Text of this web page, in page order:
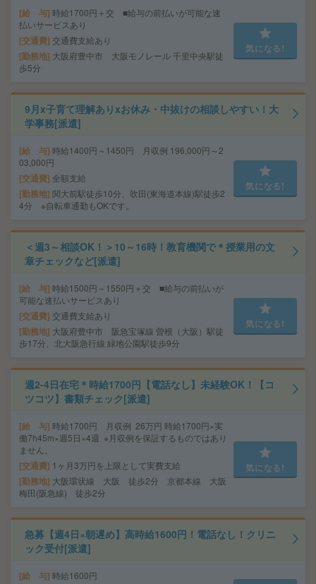
給 与 時給1700円＋交 ■給与の前払いが可能な速
払いサービスあり
交通費 交通費支給あり
勤務地 大阪府豊中市 大阪モノレール 千里中央駅徒
歩5分
気になる!
9月x子育て理解ありxお休み・中抜けの相談しやすい！大
学事務[派遣]
給 与 時給1400円～1450円 月収例 196,000円～2
03,000円
交通費 全額支給
勤務地 関大前駅徒歩10分、吹田(東海道本線)駅徒歩2
4分 ※自転車通勤もOKです。
気になる!
＜週3～相談OK！＞10～16時！教育機関で＊授業用の文
章チェックなど[派遣]
給 与 時給1500円～1550円＋交 ■給与の前払いが
可能な速払いサービスあり
交通費 交通費支給あり
勤務地 大阪府豊中市 阪急宝塚線 曽根（大阪）駅徒
歩17分、北大阪急行線 緑地公園駅徒歩9分
気になる!
週2-4日在宅＊時給1700円【電話なし】未経験OK！【コ
ツコツ】書類チェック[派遣]
給 与 時給1700円 月収例 26万円 時給1700円×実
働7h45m×週5日×4週 ※月収例を保証するものではあり
ません。
交通費 1ヶ月3万円を上限として実費支給
勤務地 大阪環状線 大阪 徒歩2分 京都本線 大阪
梅田(阪急線) 徒歩2分
気になる!
急募【週4日×朝遅め】高時給1600円！電話なし！クリニ
ック受付[派遣]
給 与 時給1600円